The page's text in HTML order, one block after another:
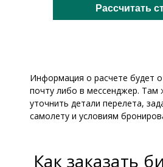
Информация о расчете будет
почту либо в мессенджер.
уточнить детали перелета,
самолету и условиям
Как заказать